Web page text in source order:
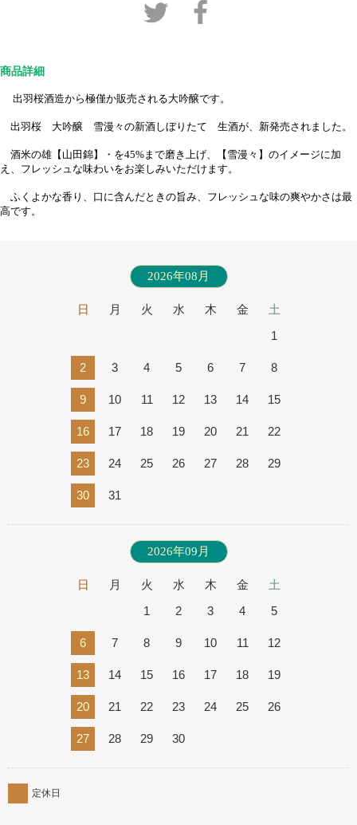
商品詳細
出羽桜酒造から極僅か販売される大吟醸です。
出羽桜 大吟醸 雪漫々の新酒しぼりたて 生酒が、新発売されました。
酒米の雄【山田錦】・を45%まで磨き上げ、【雪漫々】のイメージに加
え、フレッシュな味わいをお楽しみいただけます。
ふくよかな香り、口に含んだときの旨み、フレッシュな味の爽やかさは最
高です。
2026年08月
日 月 火 水 木 金
土
1
2 3 4 5 6 7 8
9 10 11 12 13 14 15
16 17 18 19 20 21 22
23 24 25 26 27 28 29
30 31
2026年09月
日 月 火 水 木 金
土
1
2 3 4 5
6 7 8 9 10 11 12
13 14 15 16 17 18 19
20 21 22 23 24 25 26
27 28 29 30
定休日